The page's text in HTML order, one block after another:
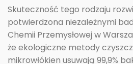
Skuteczność tego rodzaju
potwierdzona niezależnymi
Chemii Przemysłowej w
że ekologiczne metody
mikrowłókien usuwają 99,9%